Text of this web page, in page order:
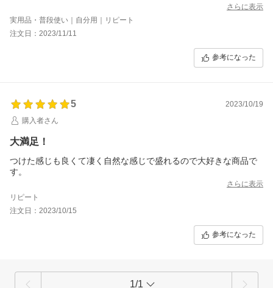
他サイトよりポイントでの返りがあるので実質1番安く買えてい
さらに表示
実用品・普段使い｜自分用｜リピート
注文日：2023/11/11
参考になった
5
2023/10/19
購入者さん
大満足！
つけた感じも良くて凄く自然な感じで盛れるので大好きな商品で
す。
さらに表示
リピート
注文日：2023/10/15
参考になった
1/1